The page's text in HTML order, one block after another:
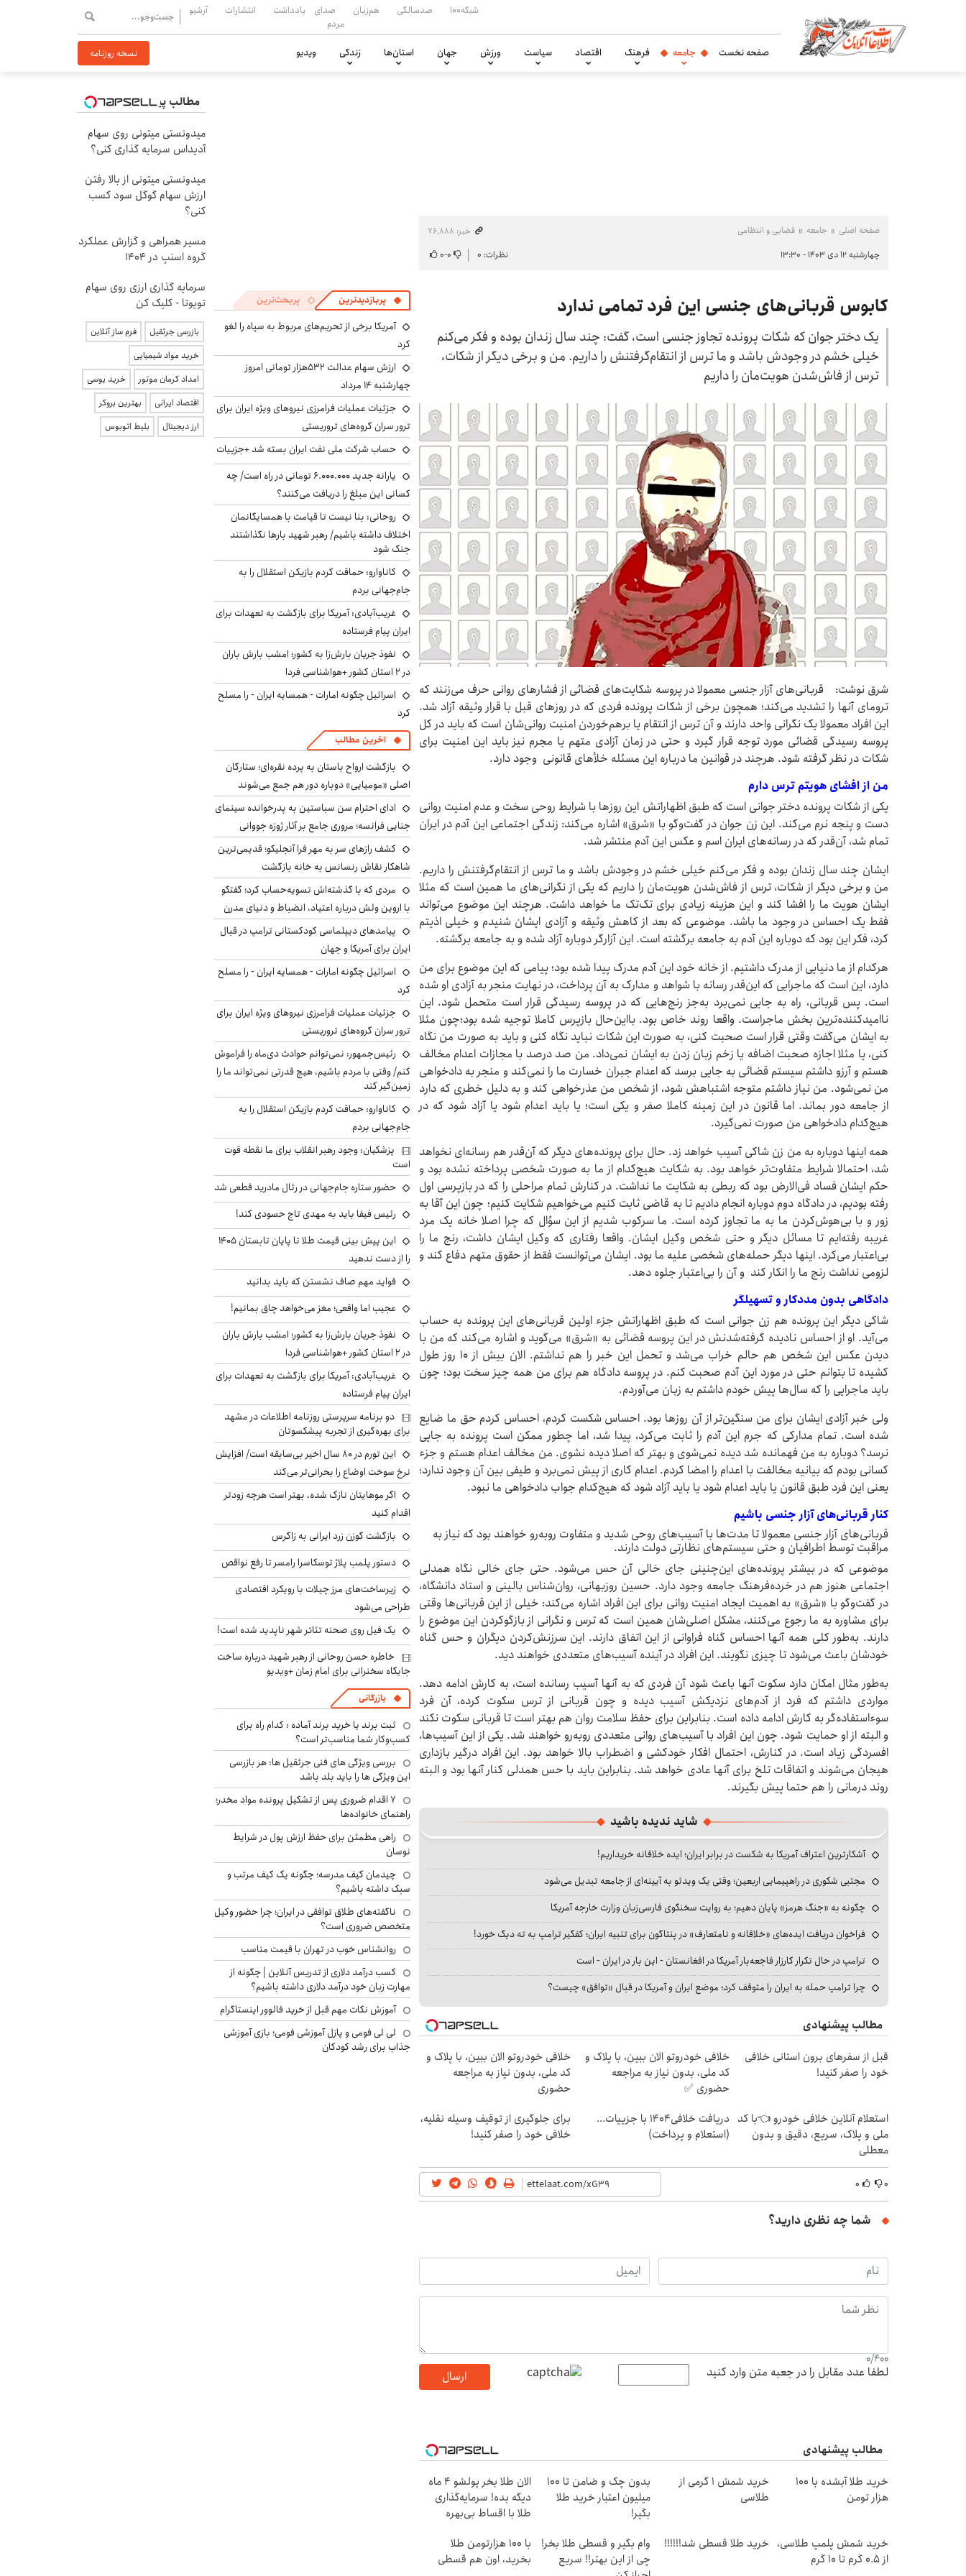
شبکه۱۰۰ صدسالگی هم‌زبان
صدای
مردم
یادداشت انتشارات آرشیو
صفحه نخست جامعه فرهنگ اقتصاد سیاست ورزش جهان استان‌ها زندگی ویدیو نسخه روزنامه
صفحه اصلی جامعه قضایی و انتظامی
خبر: ۷۶٬۸۸۸
چهارشنبه ۱۲ دی ۱۴۰۳ - ۱۳:۳۰
نظرات: ۰ ۰-۰
کابوس قربانی‌های جنسی این فرد تمامی ندارد
یک دختر جوان که شکات پرونده تجاوز جنسی است، گفت: چند سال زندان بوده و فکر می‌کنم
خیلی خشم در وجودش باشد و ما ترس از انتقام‌گرفتنش را داریم. من و برخی دیگر از شکات،
ترس از فاش‌شدن هویت‌مان را داریم
شرق نوشت: قربانی‌های آزار جنسی معمولا در ‌پروسه شکایت‌های قضائی از فشارهای روانی حرف می‌زنند که
ترومای آنها را تشدید می‌کند؛ همچون برخی از شکات پرونده‌ فردی که در روزهای قبل با قرار وثیقه آزاد شد.
این افراد معمولا یک نگرانی واحد دارند و آن ترس از انتقام یا برهم‌خوردن امنیت روانی‌شان است که باید در کل
پروسه رسیدگی قضائی مورد توجه قرار گیرد و حتی در زمان آزادی متهم یا مجرم نیز باید این امنیت برای
شکات در نظر گرفته شود. هرچند در قوانین ما درباره این مسئله خلأهای قانونی وجود دارد.
من از افشای هویتم ترس دارم
یکی از شکات پرونده دختر جوانی است که طبق اظهاراتش این روزها با شرایط روحی سخت و عدم امنیت روانی
دست و پنجه نرم می‌کند. این زن جوان در گفت‌وگو با «شرق» اشاره می‌کند: زندگی اجتماعی این آدم در ایران
تمام شد، آن‌قدر که در رسانه‌های ایران اسم و عکس این آدم منتشر شد.
ایشان چند سال زندان بوده و فکر می‌کنم خیلی خشم در وجودش باشد و ما ترس از انتقام‌گرفتنش را داریم.
من و برخی دیگر از شکات، ترس از فاش‌شدن هویت‌مان را داریم که یکی از نگرانی‌های ما همین است که مثلا
ایشان هویت ما را افشا کند و این هزینه زیادی برای تک‌تک ما خواهد داشت. هرچند ‌این موضوع می‌تواند
فقط یک احساس در وجود ما باشد. موضوعی که بعد از کاهش وثیقه و آزادی ایشان شنیدم و خیلی اذیتم
کرد، فکر این بود که دوباره این آدم به جامعه برگشته است. این آزارگر دوباره آزاد شده و به جامعه برگشته.
هرکدام از ما دنیایی از مدرک داشتیم. از خانه خود این آدم مدرک پیدا شده بود؛ پیامی که این موضوع برای من
دارد، این است که ماجرایی که این‌قدر رسانه با شواهد و مدارک به آن پرداخت، در نهایت منجر به آزادی او شده
است. پس قربانی، راه به جایی نمی‌برد به‌جز رنج‌هایی که در پروسه رسیدگی قرار است متحمل شود. این
ناامیدکننده‌ترین بخش ماجراست. واقعا روند خاص بود. ‌بااین‌حال بازپرس کاملا توجیه شده بود؛چون مثلا
به ایشان می‌گفت وقتی قرار است صحبت کنی، به‌ صورت این شکات نباید نگاه کنی و باید به صورت من نگاه
کنی، یا مثلا اجازه صحبت اضافه یا زخم زبان زدن به ایشان نمی‌داد. من صد درصد با مجازات اعدام مخالف
هستم و آرزو داشتم سیستم قضائی به جایی برسد که اعدام جبران خسارت ما را نمی‌کند و منجر به دادخواهی
من نمی‌شود. من نیاز داشتم متوجه اشتباهش شود، از شخص من عذرخواهی کند و به دلیل خطری که دارد
از جامعه دور بماند. اما قانون در این زمینه کاملا صفر و یکی است؛ یا باید اعدام شود یا آزاد شود که در
هیچ‌کدام دادخواهی من صورت نمی‌گیرد.
همه اینها دوباره به من زن شاکی ‌آسیب خواهد زد. حال ‌برای پرونده‌های دیگر که آن‌قدر هم رسانه‌ای نخواهد
شد، احتمالا شرایط متفاوت‌تر خواهد بود. به شکایت هیچ‌کدام از ما به صورت شخصی پرداخته نشده بود و
حکم ایشان فساد فی‌الارض بود که ربطی به شکایت ما نداشت. در کنارش تمام مراحلی را که در بازپرسی اول
رفته بودیم، در دادگاه دوم دوباره انجام دادیم تا به قاضی ثابت کنیم می‌خواهیم شکایت کنیم؛ چون این آقا به
زور و با بی‌هوش‌کردن ما به ما تجاوز کرده است. ما سرکوب شدیم از این سؤال که چرا اصلا خانه یک مرد
غریبه رفته‌ایم تا مسائل دیگر و حتی شخص وکیل ایشان. واقعا رفتاری که وکیل ایشان داشت، رنج ما را
بی‌اعتبار می‌کرد. اینها دیگر حمله‌های شخصی علیه ما بود. ایشان می‌توانست فقط از حقوق متهم دفاع کند و
لزومی نداشت رنج ما را انکار کند و آن را بی‌اعتبار جلوه دهد.
دادگاهی بدون مددکار و تسهیلگر
شاکی دیگر این پرونده هم زن جوانی است که طبق اظهاراتش جزء اولین قربانی‌های این پرونده به حساب
می‌آید. او از احساس نادیده گرفته‌شدنش در این پروسه قضائی به «شرق» می‌گوید و اشاره می‌کند که من با
دیدن عکس این شخص هم حالم خراب می‌شد و تحمل این خبر را هم نداشتم. الان بیش از ۱۰ روز طول
کشیده تا بتوانم حتی در مورد این آدم صحبت کنم. در پروسه دادگاه هم برای من همه چیز سخت بود؛ چون
باید ماجرایی را که سال‌ها پیش خودم داشتم‌ به زبان می‌آوردم.
ولی خبر آزادی ایشان برای من سنگین‌تر از آن روزها بود. احساس شکست کردم، احساس کردم حق ما ضایع
شده است. تمام مدارکی که جرم این آدم را ثابت می‌کرد، پیدا شد، اما چطور ممکن است پرونده به جایی
نرسد؟ دوباره به من فهمانده شد دیده نمی‌شوی و بهتر که اصلا دیده نشوی. من مخالف اعدام هستم و جزء
کسانی بودم که بیانیه مخالفت با اعدام را امضا کردم. اعدام کاری از پیش نمی‌برد و طیفی بین آن وجود ندارد؛
یعنی این فرد طبق قانون یا باید اعدام شود یا باید آزاد شود که هیچ‌کدام جواب دادخواهی ما نبود.
کنار قربانی‌های آزار جنسی باشیم
قربانی‌های آزار جنسی معمولا تا مدت‌ها با آسیب‌های روحی شدید و متفاوت روبه‌رو خواهند بود که نیاز به
مراقبت توسط اطرافیان و حتی سیستم‌های نظارتی دولت دارند.
موضوعی که در بیشتر پرونده‌های این‌چنینی جای خالی آن حس می‌شود. حتی جای خالی نگاه همدلی
اجتماعی هنوز هم در خرده‌فرهنگ جامعه وجود دارد. حسین روزبهانی، روان‌شناس بالینی و استاد دانشگاه،
در گفت‌وگو با «شرق» به اهمیت ایجاد امنیت روانی برای این افراد اشاره می‌کند: خیلی از این قربانی‌ها وقتی
برای مشاوره به ما رجوع می‌کنند، مشکل اصلی‌شان همین است که ترس و نگرانی از بازگوکردن این موضوع را
دارند. به‌طور کلی همه آنها احساس گناه فراوانی از این اتفاق دارند. این سرزنش‌کردن دیگران و حس گناه
خودشان باعث می‌شود تا چیزی نگویند. این افراد در آینده آسیب‌های متعددی خواهند دید.
به‌طور مثال امکان دارد سکوت آنها باعث شود آن فردی که به آنها آسیب رسانده است، به کارش ادامه دهد.
مواردی داشتم که فرد از آدم‌های نزدیکش آسیب دیده و چون قربانی از ترس سکوت کرده، آن فرد
سوءاستفاده‌گر به کارش ادامه داده است. بنابراین برای حفظ سلامت روان هم بهتر است تا قربانی سکوت نکند
و البته از او حمایت شود. چون این افراد با آسیب‌های روانی متعددی روبه‌رو خواهند شد. یکی از این آسیب‌ها،
افسردگی زیاد است. در کنارش، احتمال افکار خودکشی و اضطراب بالا خواهد بود. این افراد درگیر بازداری
هیجان می‌شوند و اتفاقات تلخ برای آنها عادی خواهد شد. بنابراین باید با حس همدلی کنار آنها بود و البته
روند درمانی را هم حتما پیش بگیرند.
شاید ندیده باشید
آشکارترین اعتراف آمریکا به شکست در برابر ایران؛ ایده خلاقانه خریداریم!
مجتبی شکوری در راهپیمایی اربعین؛ وقتی یک ویدئو به آیینه‌ای از جامعه تبدیل می‌شود
چگونه به «جنگ هرمز» پایان دهیم؛ به روایت سخنگوی فارسی‌زبان وزارت خارجه آمریکا
فراخوان دریافت ایده‌های «خلاقانه و نامتعارف» در پنتاگون برای تنبیه ایران؛ کفگیر ترامپ به ته دیگ خورد!
ترامپ در حال تکرار کارزار فاجعه‌بار آمریکا در افغانستان - این بار در ایران - است
چرا ترامپ حمله به ایران را متوقف کرد؛ موضع ایران و آمریکا در قبال «توافق» چیست؟
مطالب پیشنهادی
قبل از سفرهای برون استانی خلافی
خود را صفر کنید!
خلافی خودروتو الان ببین، با پلاک و
کد ملی، بدون نیاز به مراجعه
حضوری ✅
خلافی خودروتو الان ببین، با پلاک و
کد ملی، بدون نیاز به مراجعه
حضوری
استعلام آنلاین خلافی خودرو 👈با کد
ملی و پلاک، سریع، دقیق و بدون
معطلی
دریافت خلافی۱۴۰۴ با جزییات...
(استعلام و پرداخت)
برای جلوگیری از توقیف وسیله نقلیه،
خلافی خود را صفر کنید!
۰ ۰
شما چه نظری دارید؟
0/400
لطفا عدد مقابل را در جعبه متن وارد کنید ارسال
مطالب پیشنهادی
خرید طلا آبشده با 100
هزار تومن
خرید شمش 1 گرمی از
طلاسی
بدون چک و ضامن تا 100
میلیون اعتبار خرید طلا
بگیر!
الان طلا بخر پولشو 4 ماه
دیگه بده! سرمایه‌گذاری
طلا با اقساط بی‌بهره
خرید شمش پلمپ طلاسی،
از ۰.۵ گرم تا ۱۰ گرم
خرید طلا قسطی شد!!!!!!
وام بگیر و قسطی طلا بخر!
چی از این بهتر!! سریع
با ۱۰۰ هزارتومن طلا
بخرید، اون هم قسطی
پربازدیدترین پربحث‌ترین
آمریکا برخی از تحریم‌های مربوط به سپاه را لغو
کرد
ارزش سهام عدالت ۵۳۲هزار تومانی امروز
چهارشنبه ۱۴ مرداد
جزئیات عملیات فرامرزی نیروهای ویژه ایران برای
ترور سران گروه‌های تروریستی
حساب‌ شرکت ملی نفت ایران بسته شد +جزییات
یارانه جدید ۶.۰۰۰.۰۰۰ تومانی در راه است/ چه
کسانی این مبلغ را دریافت می‌کنند؟
روحانی: بنا نیست تا قیامت با همسایگانمان
اختلاف داشته باشیم/ رهبر شهید بارها نگذاشتند
جنگ شود
کاناوارو: حماقت کردم بازیکن استقلال را به
جام‌جهانی بردم
غریب‌آبادی: آمریکا برای بازگشت به تعهدات برای
ایران پیام فرستاده
نفوذ جریان بارش‌زا به کشور؛ امشب بارش باران
در ۲ استان کشور +هواشناسی فردا
اسرائیل چگونه امارات - همسایه ایران - را مسلح
کرد
آخرین مطالب
بازگشت ارواح باستان به پرده نقره‌ای؛ ستارگان
اصلی «مومیایی» دوباره دور هم جمع می‌شوند
ادای احترام سن سباستین به پدرخوانده سینمای
جنایی فرانسه؛ مروری جامع بر آثار ژوزه جووانی
کشف رازهای سر به مهر فرا آنجلیکو؛ قدیمی‌ترین
شاهکار نقاش رنسانس به خانه بازگشت
مردی که با گذشته‌اش تسویه‌حساب کرد؛ گفتگو
با اروین ولش درباره اعتیاد، انضباط و دنیای مدرن
پیامدهای دیپلماسی کودکستانی ترامپ در قبال
ایران برای آمریکا و جهان
اسرائیل چگونه امارات - همسایه ایران - را مسلح
کرد
جزئیات عملیات فرامرزی نیروهای ویژه ایران برای
ترور سران گروه‌های تروریستی
رئیس‌جمهور: نمی‌توانم حوادث دی‌ماه را فراموش
کنم/ وقتی با مردم باشیم، هیچ قدرتی نمی‌تواند ما را
زمین‌گیر کند
کاناوارو: حماقت کردم بازیکن استقلال را به
جام‌جهانی بردم
پزشکیان: وجود رهبر انقلاب برای ما نقطه قوت
است
حضور ستاره جام‌جهانی در رئال مادرید قطعی شد
رئیس فیفا باید به مهدی تاج حسودی کند!
این پیش بینی قیمت طلا تا پایان تابستان ۱۴۰۵
را از دست ندهید
فواید مهم صاف نشستن که باید بدانید
عجیب اما واقعی؛ مغز می‌خواهد چاق بمانیم!
نفوذ جریان بارش‌زا به کشور؛ امشب بارش باران
در ۲ استان کشور +هواشناسی فردا
غریب‌آبادی: آمریکا برای بازگشت به تعهدات برای
ایران پیام فرستاده
دو برنامه سرپرستی روزنامه اطلاعات در مشهد
برای بهره‌گیری از تجربه پیشکسوتان
این تورم در ۸۰ سال اخیر بی‌سابقه است/ افزایش
نرخ سوخت اوضاع را بحرانی‌تر می‌کند
اگر موهایتان نازک شده، بهتر است هرچه زودتر
اقدام کنید
بازگشت گوزن زرد ایرانی به زاگرس
دستور پلمب پلاژ توسکاسرا رامسر تا رفع نواقص
زیرساخت‌های مرز چیلات با رویکرد اقتصادی
طراحی می‌شود
یک فیل روی صحنه تئاتر شهر ناپدید شده است!
خاطره حسن روحانی از رهبر شهید درباره ساخت
جایگاه سخنرانی برای امام زمان +ویدیو
بازرگانی
ثبت برند یا خرید برند آماده : کدام راه برای
کسب‌وکار شما مناسب‌تر است؟
بررسی ویژگی های فنی جرثقیل ها: هر بازرسی
این ویژگی ها را باید بلد باشد
۷ اقدام ضروری پس از تشکیل پرونده مواد مخدر؛
راهنمای خانواده‌ها
راهی مطمئن برای حفظ ارزش پول در شرایط
نوسان
چیدمان کیف مدرسه؛ چگونه یک کیف مرتب و
سبک داشته باشیم؟
ناگفته‌های طلاق توافقی در ایران؛ چرا حضور وکیل
متخصص ضروری است؟
روانشناس خوب در تهران با قیمت مناسب
کسب درآمد دلاری از تدریس آنلاین | چگونه از
مهارت زبان خود درآمد دلاری داشته باشیم؟
آموزش نکات مهم قبل از خرید فالوور اینستاگرام
لی لی فومی و پازل آموزشی فومی؛ بازی آموزشی
جذاب برای رشد کودکان
مطالب پیشنهادی
میدونستی میتونی روی سهام
آدیداس سرمایه گذاری کنی؟
میدونستی میتونی از بالا رفتن
ارزش سهام گوگل سود کسب
کنی؟
مسیر همراهی و گزارش عملکرد
گروه اسنپ در ۱۴۰۴
سرمایه گذاری ارزی روی سهام
تویوتا - کلیک کن
بازرسی جرثقیل
فرم ساز آنلاین
خرید مواد شیمیایی
امداد کرمان موتور
خرید یوسی
اقتصاد ایرانی
بهترین بروکر
ارز دیجیتال
بلیط اتوبوس